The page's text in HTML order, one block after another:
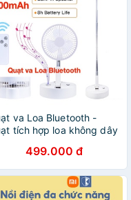
va Loa Bluetooth -
tích hợp loa không dây
tiện lợi Xiaomi
phân phối
499.000 đ